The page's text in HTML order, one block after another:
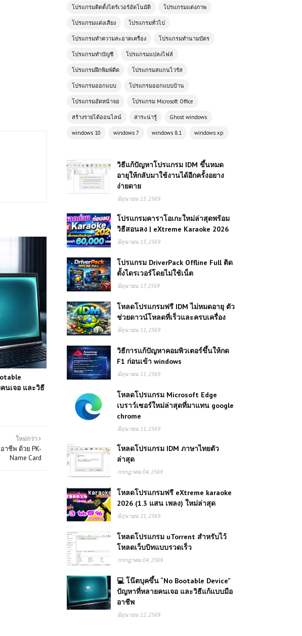
นเจอ และวิธี
ใหม่กว่า
าชีพ ด้วย PK-
Name Card
โปรแกรมติดตั้งไดร์เวอร์อัตโนมัติ โปรแกรมแต่งภาพ
โปรแกรมแต่งเสียง โปรแกรมทั่วไป
โปรแกรมทำความสะอาดเครื่อง โปรแกรมทำนามบัตร
โปรแกรมทำบัญชี โปรแกรมแปลงไฟล์
โปรแกรมฝึกพิมพ์ดีด โปรแกรมสแกนไวรัส
โปรแกรมออกแบบ โปรแกรมออกแบบบ้าน
โปรแกรมอัดหน้าจอ โปรแกรม Microsoft Office
สร้างรายได้ออนไลน์ สาระน่ารู้ Ghost windows
windows 10 windows 7 windows 8.1 windows xp
วิธีแก้ปัญหาโปรแกรม IDM ขึ้นหมด
อายุให้กลับมาใช้งานได้อีกครั้งอยาง
ง่ายดาย
มิถุนายน 15, 2569
โปรแกรมคาราโอเกะใหม่ล่าสุดพร้อม
วิธีสอนลง | eXtreme Karaoke 2026
มิถุนายน 15, 2569
โปรแกรม DriverPack Offline Full ติด
ตั้งไดรเวอร์โดยไม่ใช้เน็ต
มิถุนายน 17, 2569
โหลดโปรแกรมฟรี IDM ไม่หมดอายุ ตัว
ช่วยดาวน์โหลดที่เร็วและครบเครื่อง
มิถุนายน 11, 2569
วิธีการแก้ปัญหาคอมพิวเตอร์ขึ้นให้กด
F1 ก่อนเข้า windows
มิถุนายน 11, 2569
โหลดโปรแกรม Microsoft Edge
เบราว์เซอร์ใหม่ล่าสุดที่มาแทน google
chrome
มิถุนายน 11, 2569
โหลดโปรแกรม IDM ภาษาไทยตัว
ล่าสุด
กรกฎาคม 04, 2569
โหลดโปรแกรมฟรี eXtreme karaoke
2026 (1.3 แสน เพลง) ใหม่ล่าสุด
มิถุนายน 21, 2569
โหลดโปรแกรม uTorrent สำหรับไว้
โหลดเว็บบิทแบบรวดเร็ว
กรกฎาคม 04, 2569
💻 โน๊ตบุคขึ้น “No Bootable Device”
ปัญหาที่หลายคนเจอ และวิธีแก้แบบมือ
อาชีพ
มิถุนายน 12, 2569